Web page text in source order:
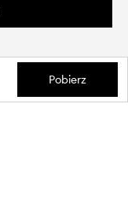
Pobierz